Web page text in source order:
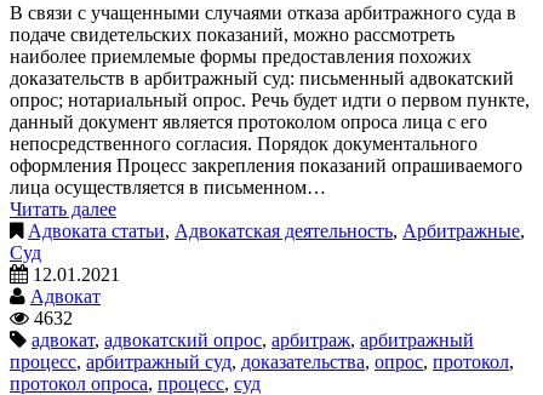
В связи с учащенными случаями отказа арбитражного суда в
подаче свидетельских показаний, можно рассмотреть
наиболее приемлемые формы предоставления похожих
доказательств в арбитражный суд: письменный адвокатский
опрос; нотариальный опрос. Речь будет идти о первом пункте,
данный документ является протоколом опроса лица с его
непосредственного согласия. Порядок документального
оформления Процесс закрепления показаний опрашиваемого
лица осуществляется в письменном…
Читать далее
Адвоката статьи, Адвокатская деятельность, Арбитражные,
Суд
12.01.2021
Адвокат
4632
адвокат, адвокатский опрос, арбитраж, арбитражный
процесс, арбитражный суд, доказательства, опрос, протокол,
протокол опроса, процесс, суд